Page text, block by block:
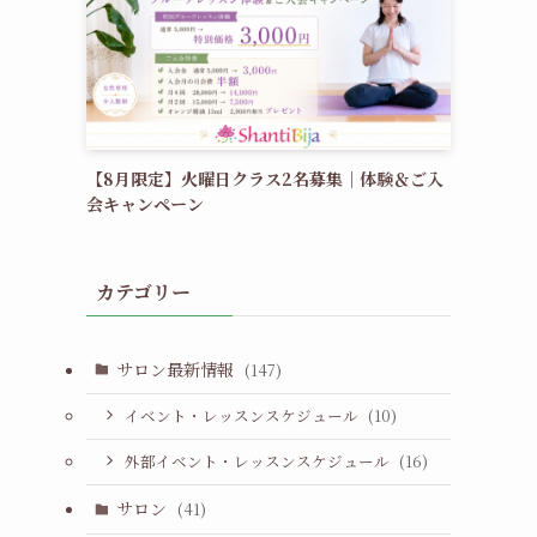
【8月限定】火曜日クラス2名募集｜体験＆ご入
会キャンペーン
カテゴリー
サロン最新情報 (147)
イベント・レッスンスケジュール (10)
外部イベント・レッスンスケジュール (16)
サロン (41)